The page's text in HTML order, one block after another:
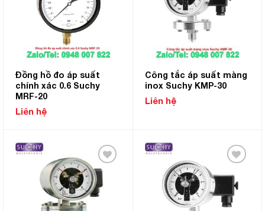
Đồng hồ đo áp suất
chính xác 0.6 Suchy
MRF-20
Liên hệ
Công tắc áp suất màng
inox Suchy KMP-30
Liên hệ
Add to
Wishlist
Wishlist